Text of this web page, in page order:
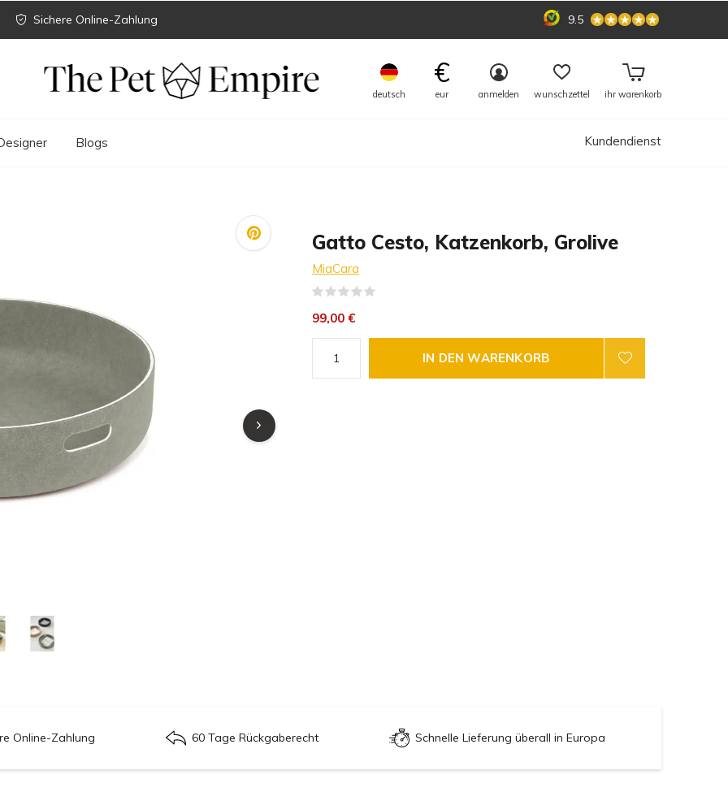
Blogs
deutsch
€
eur anmelden wunschzettel ihr warenkorb
Kundendienst
Sichere Online-Zahlung 9.5
Gatto Cesto, Katzenkorb, Grolive
MiaCara
99,00 €
IN DEN WARENKORB
Online-Zahlung 60 Tage Rückgaberecht Schnelle Lieferung überall in Europa